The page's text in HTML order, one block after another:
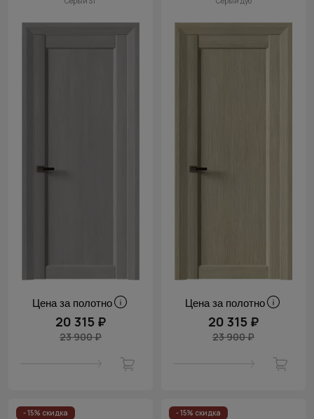
Цена за полотно
20 315 ₽
23 900 ₽
Цена за полотно
20 315 ₽
23 900 ₽
- 15% скидка - 15% скидка